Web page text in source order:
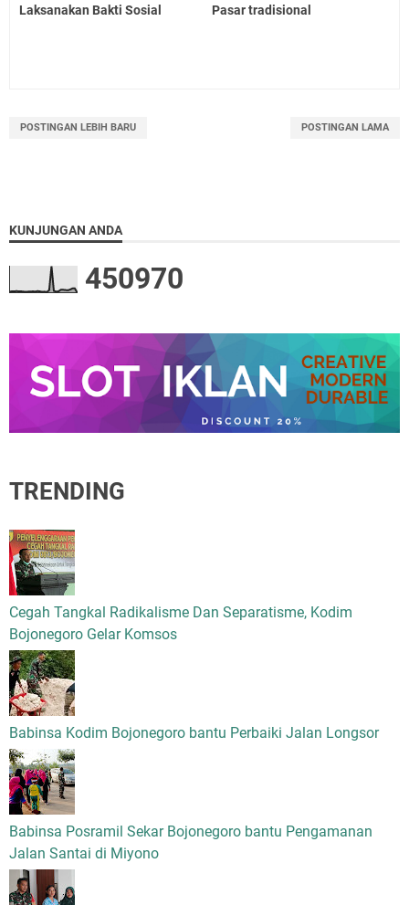
Laksanakan Bakti Sosial
Pasar tradisional
POSTINGAN LEBIH BARU POSTINGAN LAMA
KUNJUNGAN ANDA
450970
TRENDING
Cegah Tangkal Radikalisme Dan Separatisme, Kodim
Bojonegoro Gelar Komsos
Babinsa Kodim Bojonegoro bantu Perbaiki Jalan Longsor
Babinsa Posramil Sekar Bojonegoro bantu Pengamanan
Jalan Santai di Miyono